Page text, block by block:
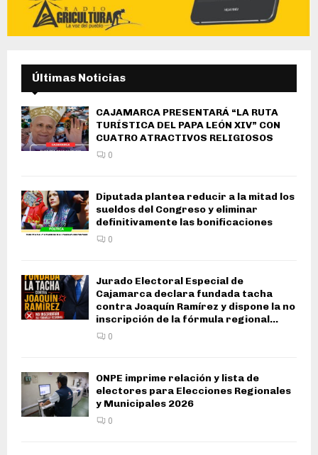
Últimas Noticias
CAJAMARCA PRESENTARÁ “LA RUTA
TURÍSTICA DEL PAPA LEÓN XIV” CON
CUATRO ATRACTIVOS RELIGIOSOS
0
Diputada plantea reducir a la mitad los
sueldos del Congreso y eliminar
definitivamente las bonificaciones
0
Jurado Electoral Especial de
Cajamarca declara fundada tacha
contra Joaquín Ramírez y dispone la no
inscripción de la fórmula regional...
0
ONPE imprime relación y lista de
electores para Elecciones Regionales
y Municipales 2026
0